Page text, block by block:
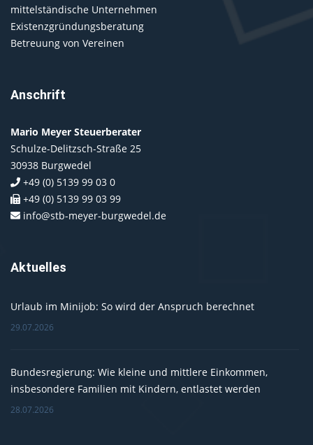
mittelständische Unternehmen
Existenzgründungsberatung
Betreuung von Vereinen
Anschrift
Mario Meyer Steuerberater
Schulze-Delitzsch-Straße 25
30938 Burgwedel
+49 (0) 5139 99 03 0
+49 (0) 5139 99 03 99
info@stb-meyer-burgwedel.de
Aktuelles
Urlaub im Minijob: So wird der Anspruch berechnet
29.07.2026
Bundesregierung: Wie kleine und mittlere Einkommen,
insbesondere Familien mit Kindern, entlastet werden
28.07.2026